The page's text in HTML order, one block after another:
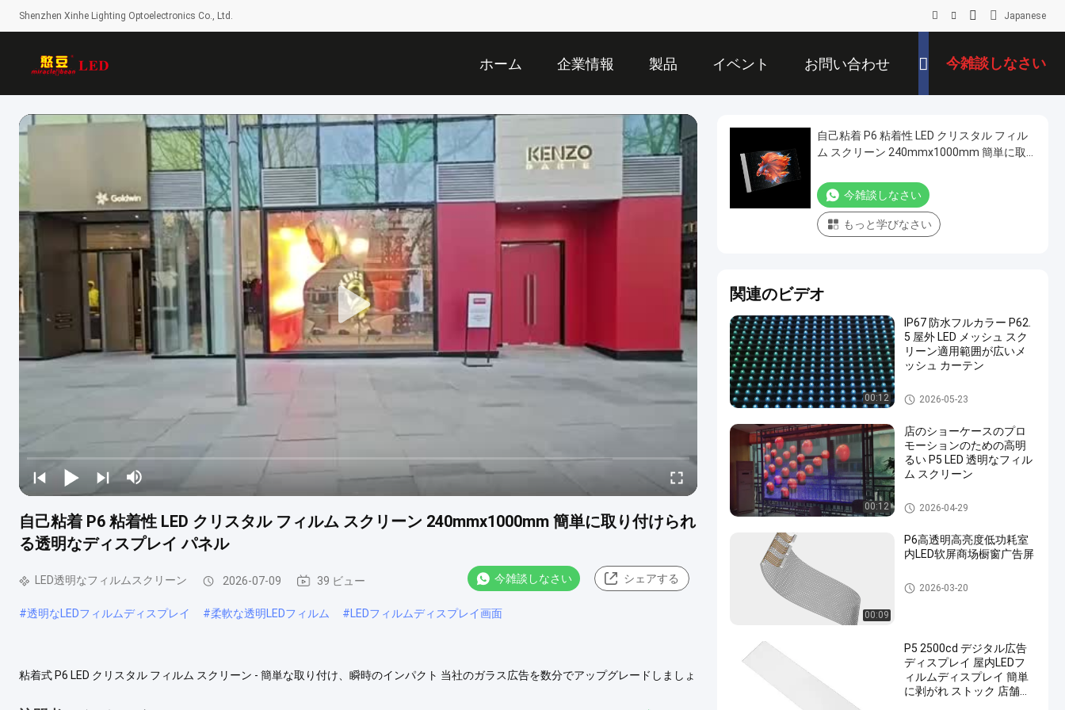
Shenzhen Xinhe Lighting Optoelectronics Co., Ltd. Japanese
ホーム 企業情報 製品 イベント お問い合わせ 今雑談しなさい
自己粘着 P6 粘着性 LED クリスタル フィルム スクリーン 240mmx1000mm 簡単に取り付けられ
る透明なディスプレイ パネル
LED透明なフィルムスクリーン 2026-07-09 39 ビュー 今雑談しなさい シェアする
#透明なLEDフィルムディスプレイ #柔軟な透明LEDフィルム #LEDフィルムディスプレイ画面
粘着式 P6 LED クリスタル フィルム スクリーン - 簡単な取り付け、瞬時のインパクト 当社のガラス広告を数分でアップグレードしましょ
パネルは、複雑な取り付け金具、専門の取り付け業者、または構造上の変更を必要としません。 簡単な自己粘着式取り付け 剥がして貼
自己粘着 P6 粘着性 LED クリスタル フィル
ム スクリーン 240mmx1000mm 簡単に取
今雑談しなさい
もっと学びなさい
関連のビデオ
00:12
IP67 防水フルカラー P62.
5 屋外 LED メッシュ スク
リーン適用範囲が広いメ
ッシュ カーテン
LEDメッシュ画面
2026-05-23
00:12
店のショーケースのプロ
モーションのための高明
るい P5 LED 透明なフィル
ム スクリーン
LED透明なフィルムスクリーン
2026-04-29
00:09
P6高透明高亮度低功耗室
内LED软屏商场橱窗广告屏
LED透明なフィルムスクリーン
2026-03-20
P5 2500cd デジタル広告
ディスプレイ 屋内LEDフ
ィルムディスプレイ 簡単
に剥がれ ストック 店舗ウ